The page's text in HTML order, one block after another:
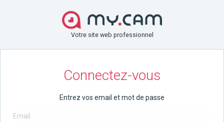
Votre site web professionnel
Connectez-vous
Entrez vos email et mot de passe